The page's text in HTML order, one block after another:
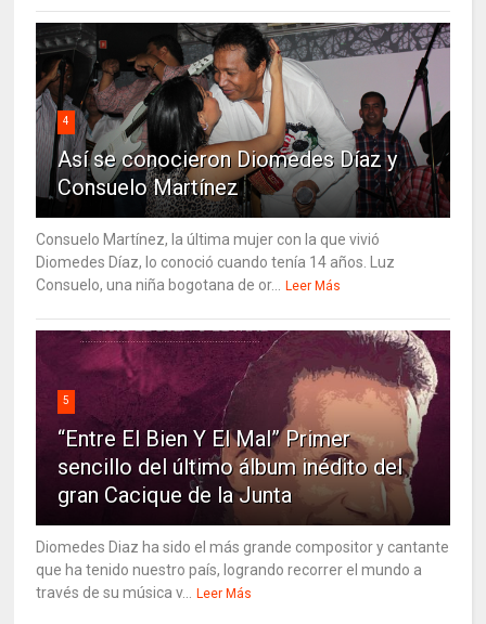
4
Así se conocieron Diomedes Díaz y
Consuelo Martínez
Consuelo Martínez, la última mujer con la que vivió
Diomedes Díaz, lo conoció cuando tenía 14 años. Luz
Consuelo, una niña bogotana de or...
Leer Más
5
“Entre El Bien Y El Mal” Primer
sencillo del último álbum inédito del
gran Cacique de la Junta
Diomedes Diaz ha sido el más grande compositor y cantante
que ha tenido nuestro país, logrando recorrer el mundo a
través de su música v...
Leer Más